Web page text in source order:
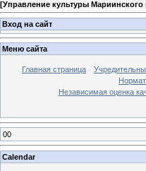
[Управление культуры
Вход на сайт
Меню сайта
Главная страница
Независимая оценка
00
Calendar